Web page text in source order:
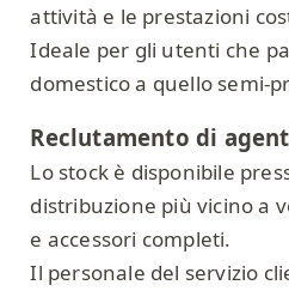
attività e le prestazioni
Ideale per gli utenti che
domestico a quello semi-
Reclutamento di
Lo stock è disponibile
distribuzione più vicino a
e accessori completi.
Il personale del servizio